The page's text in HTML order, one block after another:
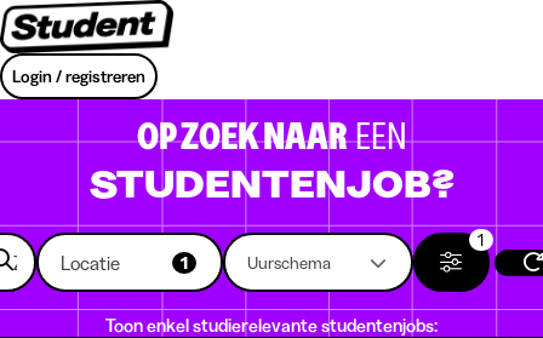
Login / registreren
OP ZOEK NAAREEN
STUDENTENJOB?
Locatie 1 Uurschema
1
Toon enkel studierelevante studentenjobs: